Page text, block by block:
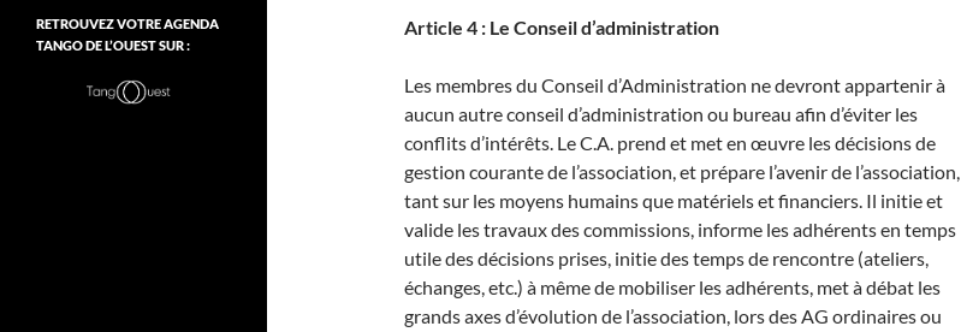
Article 4 : Le Conseil d’administration
Les membres du Conseil d’Administration ne devront appartenir à
aucun autre conseil d’administration ou bureau afin d’éviter les
conflits d’intérêts. Le C.A. prend et met en œuvre les décisions de
gestion courante de l’association, et prépare l’avenir de l’association,
tant sur les moyens humains que matériels et financiers. Il initie et
valide les travaux des commissions, informe les adhérents en temps
utile des décisions prises, initie des temps de rencontre (ateliers,
échanges, etc.) à même de mobiliser les adhérents, met à débat les
grands axes d’évolution de l’association, lors des AG ordinaires ou
RETROUVEZ VOTRE AGENDA
TANGO DE L’OUEST SUR :